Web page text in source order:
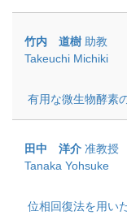
竹内 道樹 助教
Takeuchi Michiki
有用な微生物酵素
田中 洋介 准教授
Tanaka Yohsuke
位相回復法を用い